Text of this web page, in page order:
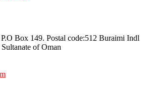
Box 149. Postal code:512 Buraimi Indl
of Oman